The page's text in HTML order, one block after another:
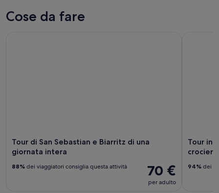
un giorno
cultura
Cose da fare
Tour di San Sebastian e Biarritz di una
giornata intera
70 €
per adulto
88% dei viaggiatori consiglia questa attività
Tour in
94% dei